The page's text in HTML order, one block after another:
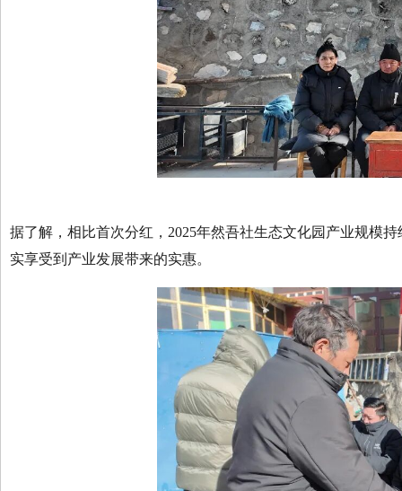
据了解，相比首次分红，2025年然吾社生态文化园产业规模
实享受到产业发展带来的实惠。